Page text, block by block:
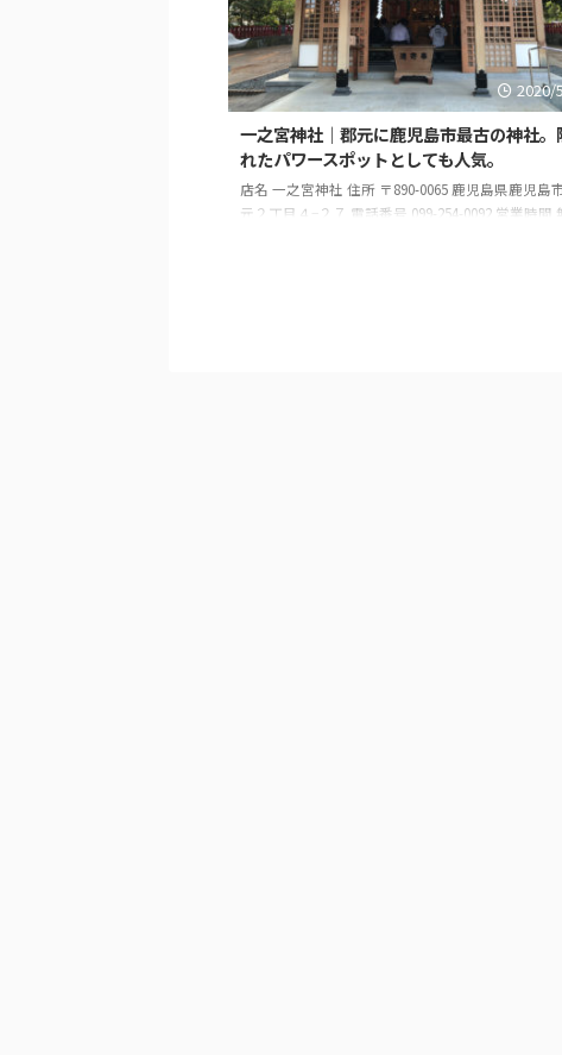
2020/
一之宮神社｜郡元に鹿児島市最古の神社。
れたパワースポットとしても人気。
店名 一之宮神社 住所 〒890-0065 鹿児島県鹿児島
元２丁目４−２７ 電話番号 099-254-0092 営業時間